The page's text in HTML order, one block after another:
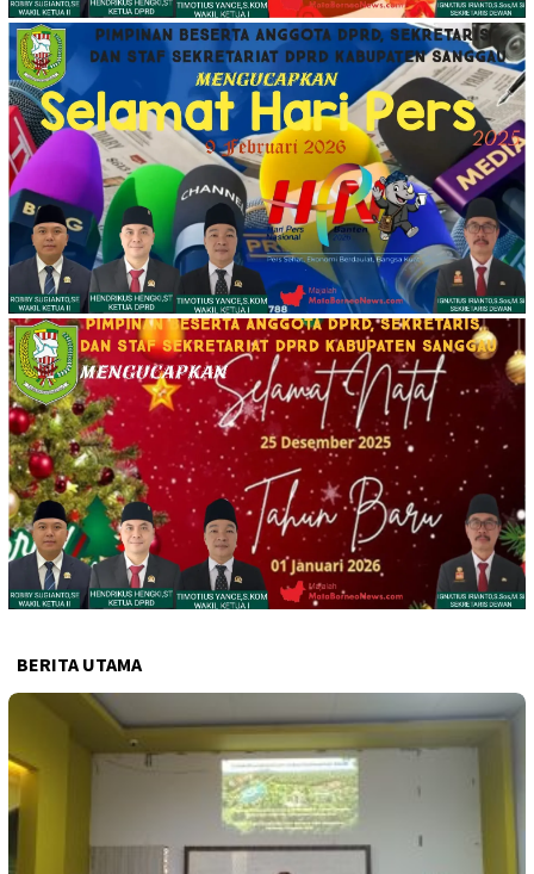
BERITA UTAMA